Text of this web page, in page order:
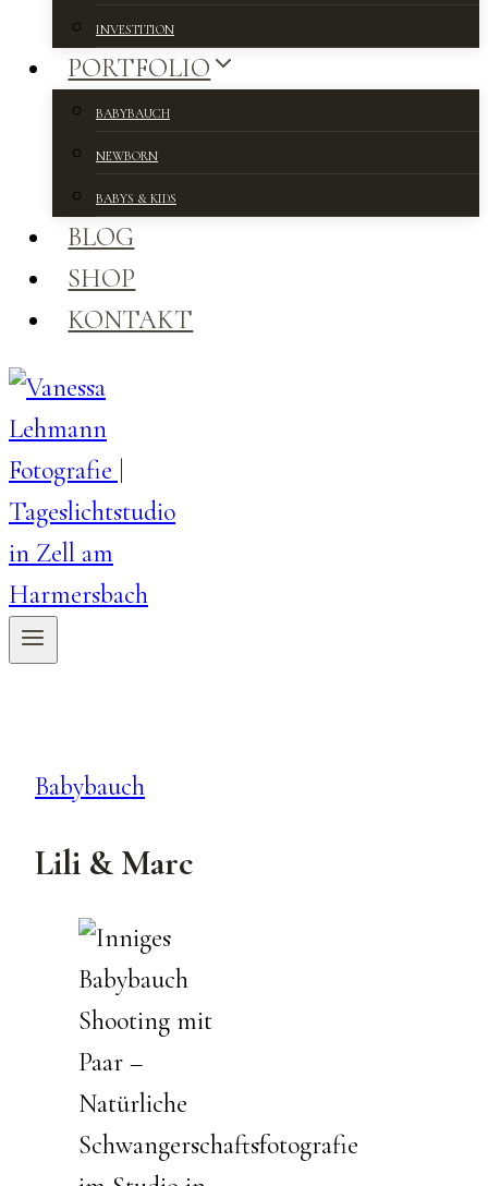
INVESTITION
PORTFOLIO
BABYBAUCH
NEWBORN
BABYS & KIDS
BLOG
SHOP
KONTAKT
Babybauch
Lili & Marc